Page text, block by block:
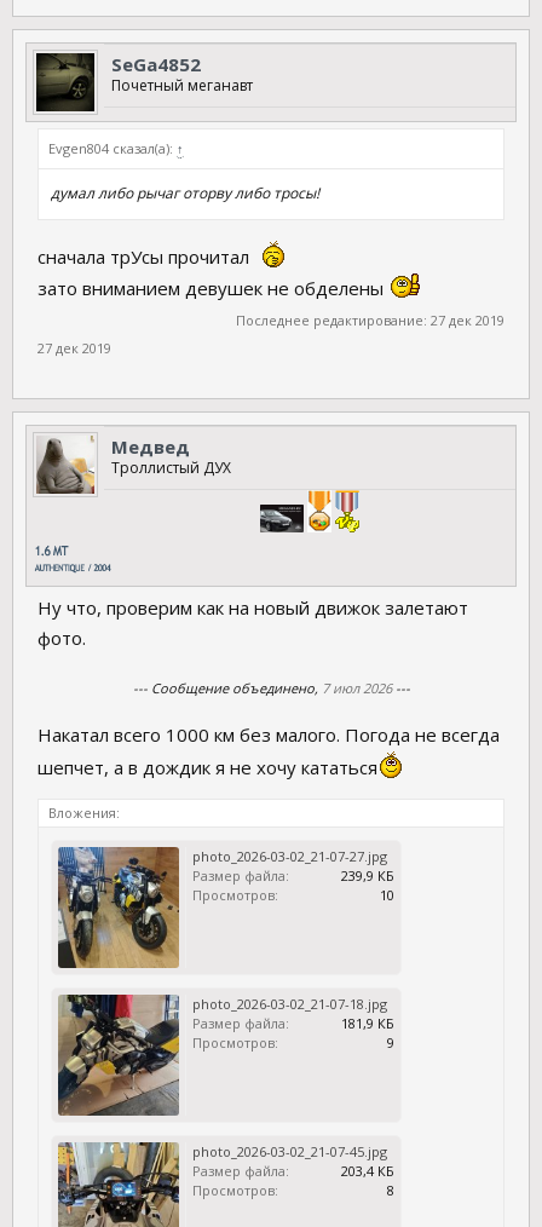
SeGa4852
Почетный меганавт
Evgen804 сказал(а): ↑
думал либо рычаг оторву либо тросы!
сначала трУсы прочитал
зато вниманием девушек не обделены
Последнее редактирование: 27 дек 2019
27 дек 2019
Медвед
Троллистый ДУХ
Ну что, проверим как на новый движок залетают
фото.
--- Сообщение объединено, 7 июл 2026---
Накатал всего 1000 км без малого. Погода не всегда
шепчет, а в дождик я не хочу кататься
Вложения:
photo_2026-03-02_21-07-27.jpg
Размер файла:
239,9 КБ
Просмотров:
10
photo_2026-03-02_21-07-18.jpg
Размер файла:
181,9 КБ
Просмотров:
9
photo_2026-03-02_21-07-45.jpg
Размер файла:
203,4 КБ
Просмотров:
8